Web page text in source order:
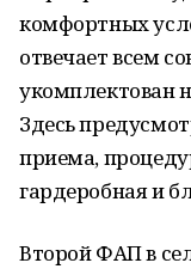
комфортных
отвечает всем
укомплектован
Здесь
приема,
гардеробная и
Второй ФАП в